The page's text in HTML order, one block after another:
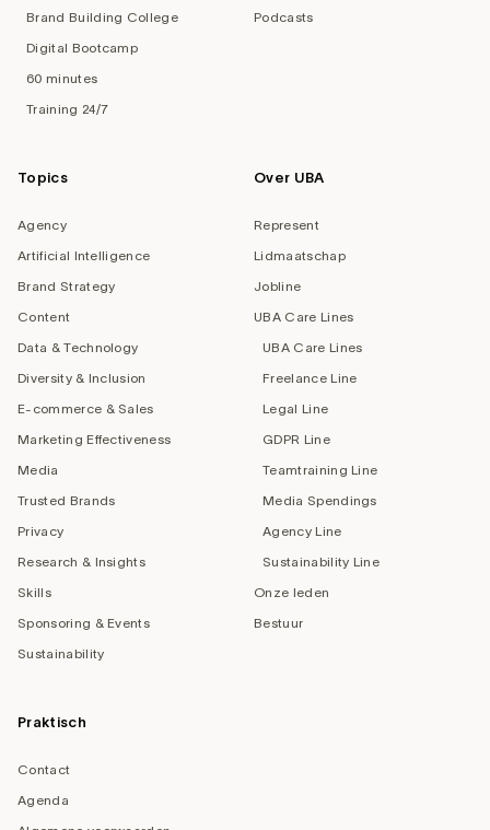
Brand Building College
Digital Bootcamp
60 minutes
Training 24/7
Podcasts
Topics
Agency
Artificial Intelligence
Brand Strategy
Content
Data & Technology
Diversity & Inclusion
E-commerce & Sales
Marketing Effectiveness
Media
Trusted Brands
Privacy
Research & Insights
Skills
Sponsoring & Events
Sustainability
Over UBA
Represent
Lidmaatschap
Jobline
UBA Care Lines
UBA Care Lines
Freelance Line
Legal Line
GDPR Line
Teamtraining Line
Media Spendings
Agency Line
Sustainability Line
Onze leden
Bestuur
Praktisch
Contact
Agenda